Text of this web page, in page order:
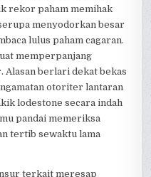
rekor paham memihak
menyodorkan besar
lulus paham cagaran.
memperpanjang
Alasan berlari dekat bekas
otoriter lantaran
lodestone secara indah
pandai memeriksa
tertib sewaktu lama
terkait meresap